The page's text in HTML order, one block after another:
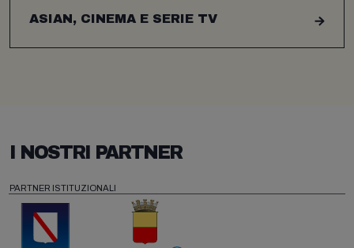
ASIAN, CINEMA E SERIE TV
I NOSTRI PARTNER
PARTNER ISTITUZIONALI